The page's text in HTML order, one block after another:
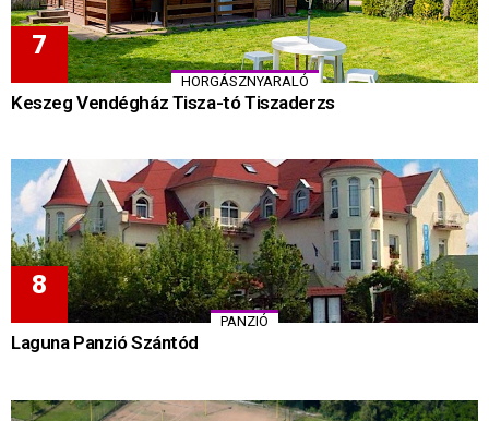
HORGÁSZNYARALÓ
Keszeg Vendégház Tisza-tó Tiszaderzs
PANZIÓ
Laguna Panzió Szántód